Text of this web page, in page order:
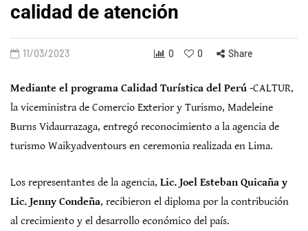
calidad de atención
11/03/2023 0 0 Share
Mediante el programa Calidad Turística del Perú -CALTUR,
la viceministra de Comercio Exterior y Turismo, Madeleine
Burns Vidaurrazaga, entregó reconocimiento a la agencia de
turismo Waikyadventours en ceremonia realizada en Lima.
Los representantes de la agencia, Lic. Joel Esteban Quicaña y
Lic. Jenny Condeña, recibieron el diploma por la contribución
al crecimiento y el desarrollo económico del país.